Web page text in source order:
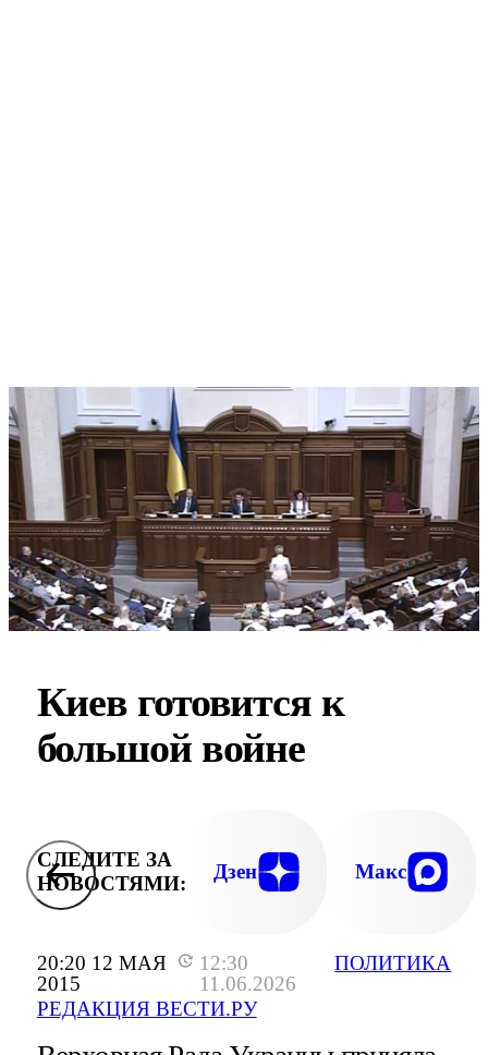
20:20 12 МАЯ
2015
12:30
11.06.2026
РЕДАКЦИЯ ВЕСТИ.РУ
ПОЛИТИКА
Киев готовится к
большой войне
СЛЕДИТЕ ЗА
НОВОСТЯМИ:
Дзен Макс